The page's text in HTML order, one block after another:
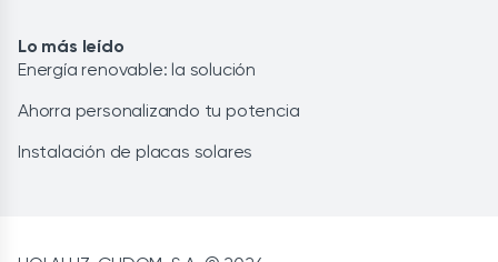
Lo más leído
Energía renovable: la solución
Ahorra personalizando tu potencia
Instalación de placas solares